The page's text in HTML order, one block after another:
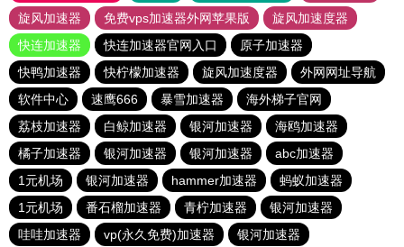
旋风加速器
免费vps加速器外网苹果版
旋风加速度器
快连加速器
快连加速器官网入口
原子加速器
快鸭加速器
快柠檬加速器 旋风加速度器
外网网址导航
软件中心
速鹰666 暴雪加速器
海外梯子官网
荔枝加速器
白鲸加速器 银河加速器
海鸥加速器
橘子加速器
银河加速器 银河加速器
abc加速器
1元机场
银河加速器 hammer加速器
蚂蚁加速器
1元机场
番石榴加速器 青柠加速器
银河加速器
哇哇加速器
vp(永久免费)加速器 银河加速器